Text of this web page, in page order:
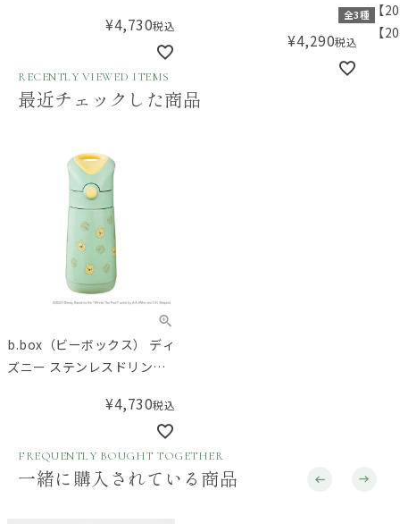
Disney Insulated Drink
¥4,730税込
全3種
¥4,290税込
【
【
RECENTLY VIEWED ITEMS
最近チェックした商品
b.box（ビーボックス） ディ
ズニー ステンレスドリンク
350mL Disney Insulated
Drink Bottle Winnie the
Pooh
¥4,730税込
FREQUENTLY BOUGHT TOGETHER
一緒に購入されている商品